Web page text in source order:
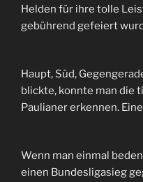
Helden für ihre tolle
gebührend gefeiert
Haupt, Süd,
blickte, konnte man die
Paulianer erkennen.
Wenn man einmal
einen Bundesligasieg